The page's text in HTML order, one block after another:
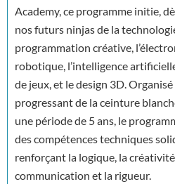
Academy, ce programme initie,
nos futurs ninjas de la
programmation créative,
robotique, l’intelligence
de jeux, et le design 3D.
progressant de la ceinture
une période de 5 ans, le
des compétences techniques
renforçant la logique, la
communication et la rigueur.